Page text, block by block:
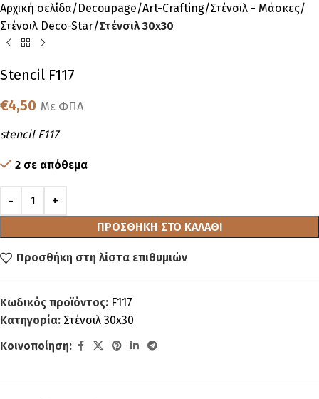
Αρχική σελίδα Decoupage Art-Crafting Στένσιλ - Μάσκες
Στένσιλ Deco-Star Στένσιλ 30x30
Stencil F117
€4,50 Με ΦΠΑ
stencil F117
2 σε απόθεμα
ΠΡΟΣΘΉΚΗ ΣΤΟ ΚΑΛΆΘΙ
Προσθήκη στη λίστα επιθυμιών
Κωδικός προϊόντος: F117
Κατηγορία: Στένσιλ 30x30
Κοινοποίηση: